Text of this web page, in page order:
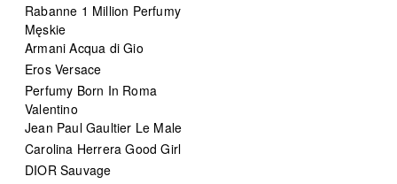
Rabanne 1 Million Perfumy
Męskie
Armani Acqua di Gio
Eros Versace
Perfumy Born In Roma
Valentino
Jean Paul Gaultier Le Male
Carolina Herrera Good Girl
DIOR Sauvage